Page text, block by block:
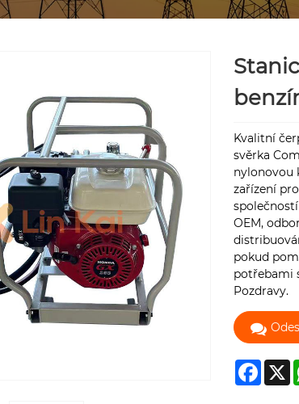
Kvalitní
svěrka
nylonovou
zařízení
OEM,
pokud
potřebami
Pozdravy.
X